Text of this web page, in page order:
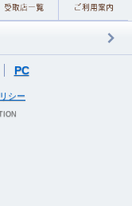
PC
シー